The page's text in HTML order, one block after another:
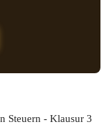
Steuern - Klausur 3